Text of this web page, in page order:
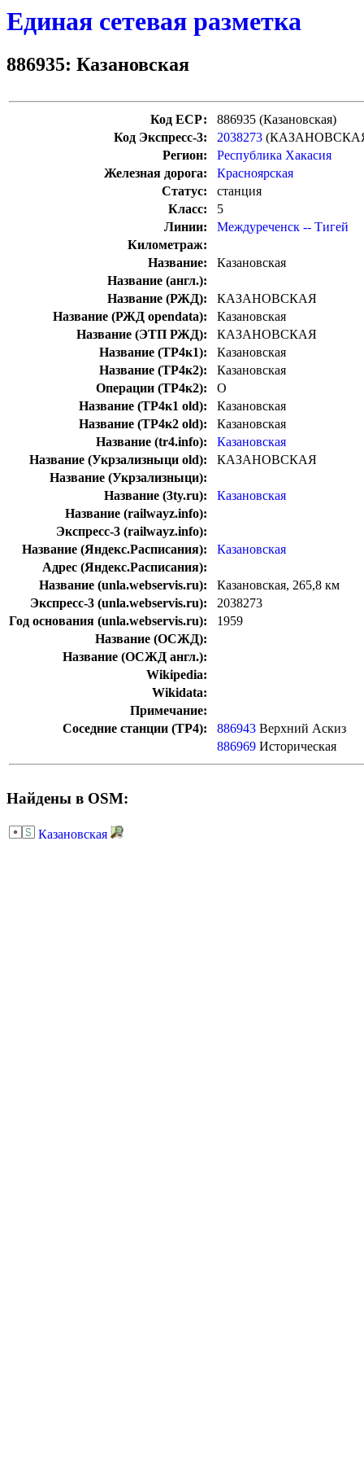
Единая сетевая разметка
886935: Казановская
Код ЕСР:
886935 (Казановская)
Код Экспресс-3:
2038273
Регион:
Республика Хакасия
Железная дорога:
Красноярская
Статус:
станция
Класс:
5
Линии:
Междуреченск -- Тигей
Километраж:
Название:
Казановская
Название (англ.):
Название (РЖД):
КАЗАНОВСКАЯ
Название (РЖД opendata):
Казановская
Название (ЭТП РЖД):
КАЗАНОВСКАЯ
Название (ТР4к1):
Казановская
Название (ТР4к2):
Казановская
Операции (ТР4к2):
О
Название (ТР4к1 old):
Казановская
Название (ТР4к2 old):
Казановская
Название (tr4.info):
Казановская
Название (Укрзализныци old):
КАЗАНОВСКАЯ
Название (Укрзализныци):
Название (3ty.ru):
Казановская
Название (railwayz.info):
Экспресс-3 (railwayz.info):
Название (Яндекс.Расписания):
Казановская
Адрес (Яндекс.Расписания):
Название (unla.webservis.ru):
Казановская, 265,8 км
Экспресс-3 (unla.webservis.ru):
2038273
Год основания (unla.webservis.ru):
1959
Название (ОСЖД):
Название (ОСЖД англ.):
Wikipedia:
Wikidata:
Примечание:
Соседние станции (ТР4):
886943 Верхний Аскиз
886969 Историческая
Найдены в OSM:
Казановская